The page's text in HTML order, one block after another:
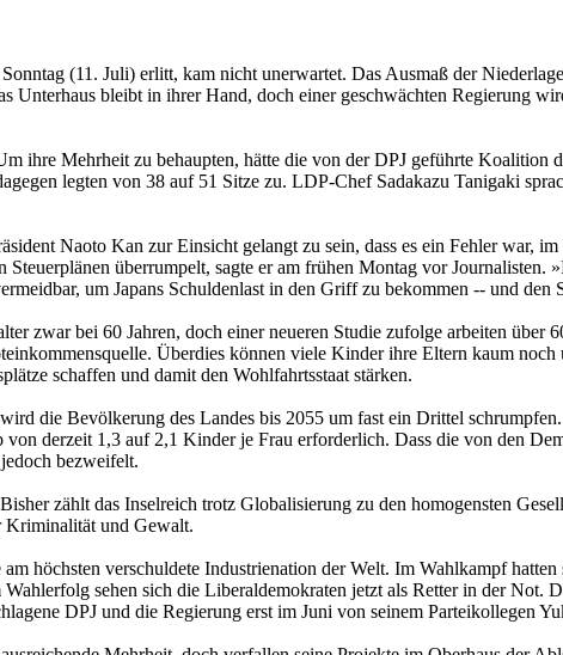
(11. Juli) erlitt, kam nicht unerwartet. Das Ausmaß der
Unterhaus bleibt in ihrer Hand, doch einer geschwächten Regierung
ihre Mehrheit zu behaupten, hätte die von der DPJ geführte Koalition
legten von 38 auf 51 Sitze zu. LDP-Chef Sadakazu Tanigaki
Naoto Kan zur Einsicht gelangt zu sein, dass es ein Fehler war,
überrumpelt, sagte er am frühen Montag vor
um Japans Schuldenlast in den Griff zu bekommen -- und den
zwar bei 60 Jahren, doch einer neueren Studie zufolge arbeiten über
Überdies können viele Kinder ihre Eltern kaum noch
schaffen und damit den Wohlfahrtsstaat stärken.
die Bevölkerung des Landes bis 2055 um fast ein Drittel
derzeit 1,3 auf 2,1 Kinder je Frau erforderlich. Dass die von den
bezweifelt.
zählt das Inselreich trotz Globalisierung zu den homogensten
Kriminalität und Gewalt.
höchsten verschuldete Industrienation der Welt. Im Wahlkampf
sehen sich die Liberaldemokraten jetzt als Retter in der Not.
DPJ und die Regierung erst im Juni von seinem Parteikollegen